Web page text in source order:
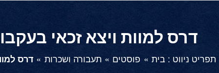
דרס למוות ויצא זכאי
תפריט ניווט : בית פוסטים תעבורה ושכרות דרס